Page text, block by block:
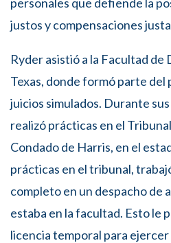
justos y compensaciones
Ryder asistió a la Facultad de
Texas, donde formó parte
juicios simulados. Durante
realizó prácticas en el
Condado de Harris, en el
prácticas en el tribunal,
completo en un despacho de
estaba en la facultad. Esto le
licencia temporal para ejercer